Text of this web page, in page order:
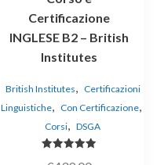
Certificazione
INGLESE B2 – British
Institutes
British Institutes, Certificazioni
Linguistiche, Con Certificazione,
Corsi, DSGA